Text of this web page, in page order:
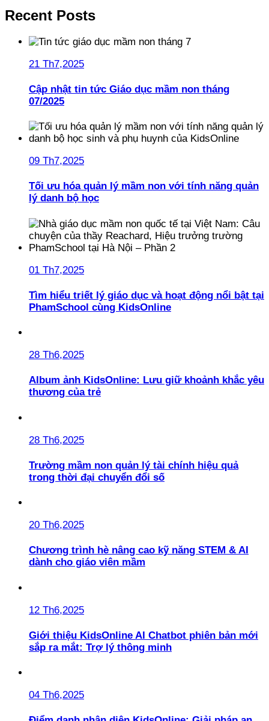
Recent Posts
21 Th7,2025
Cập nhật tin tức Giáo dục mầm non tháng
07/2025
09 Th7,2025
Tối ưu hóa quản lý mầm non với tính năng quản
lý danh bộ học
01 Th7,2025
Tìm hiểu triết lý giáo dục và hoạt động nổi bật tại
PhamSchool cùng KidsOnline
28 Th6,2025
Album ảnh KidsOnline: Lưu giữ khoảnh khắc yêu
thương của trẻ
28 Th6,2025
Trường mầm non quản lý tài chính hiệu quả
trong thời đại chuyển đổi số
20 Th6,2025
Chương trình hè nâng cao kỹ năng STEM & AI
dành cho giáo viên mầm
12 Th6,2025
Giới thiệu KidsOnline AI Chatbot phiên bản mới
sắp ra mắt: Trợ lý thông minh
04 Th6,2025